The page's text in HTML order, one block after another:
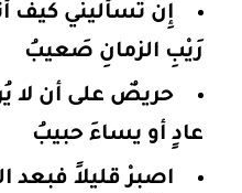
إِن تسأليني كيف
رَيْبِ الزمانِ صَعيبُ
حريصٌ على أن لا
عادٍ أو يساءَ حبيبُ
اصبرْ قليلاً فبعد